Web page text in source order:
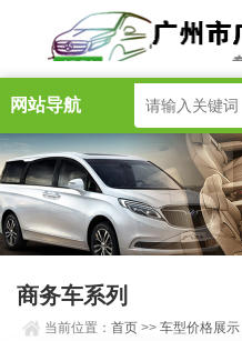
网站导航
商务车系列
当前位置：首页 >>车型价格展示